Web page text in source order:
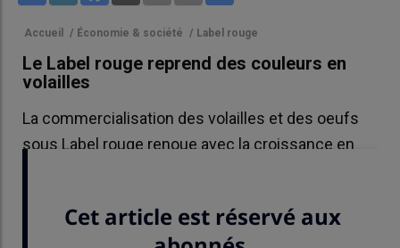
Accueil / Économie & société / Label rouge
Le Label rouge reprend des couleurs en
volailles
La commercialisation des volailles et des oeufs
sous Label rouge renoue avec la croissance en